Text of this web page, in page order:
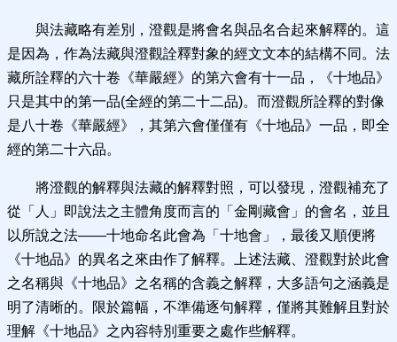
與法藏略有差別，澄觀是將會名與品名合起來解釋的。這
是因為，作為法藏與澄觀詮釋對象的經文文本的結構不同。法
藏所詮釋的六十卷《華嚴經》的第六會有十一品，《十地品》
只是其中的第一品(全經的第二十二品)。而澄觀所詮釋的對像
是八十卷《華嚴經》，其第六會僅僅有《十地品》一品，即全
經的第二十六品。
將澄觀的解釋與法藏的解釋對照，可以發現，澄觀補充了
從「人」即說法之主體角度而言的「金剛藏會」的會名，並且
以所說之法——十地命名此會為「十地會」，最後又順便將
《十地品》的異名之來由作了解釋。上述法藏、澄觀對於此會
之名稱與《十地品》之名稱的含義之解釋，大多語句之涵義是
明了清晰的。限於篇幅，不準備逐句解釋，僅將其難解且對於
理解《十地品》之內容特別重要之處作些解釋。